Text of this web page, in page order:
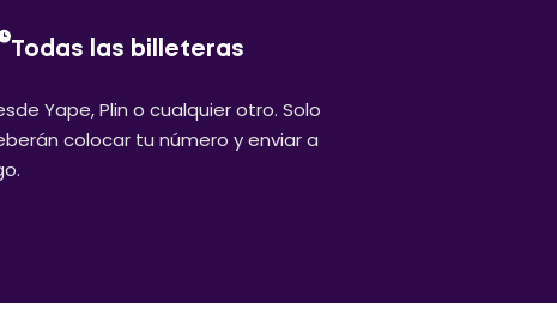
Todas las billeteras
Yape, Plin o cualquier otro. Solo
colocar tu número y enviar a